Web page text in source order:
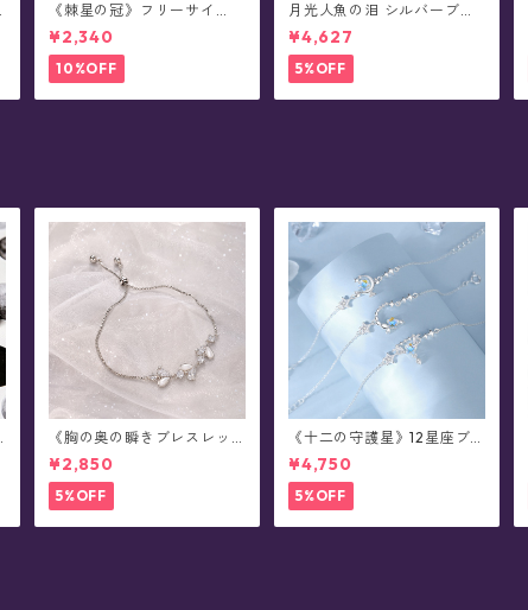
《棘星の冠》フリーサイ
ズ・ペアデザイン・リング
(全2種)
¥2,340
10%OFF
月光人魚の泪 シルバーブレ
スレット
¥4,627
5%OFF
《胸の奥の瞬きブレスレッ
ト》ブレスレット(全2色)
¥2,850
5%OFF
《十二の守護星》12星座ブ
レスレット
¥4,750
5%OFF